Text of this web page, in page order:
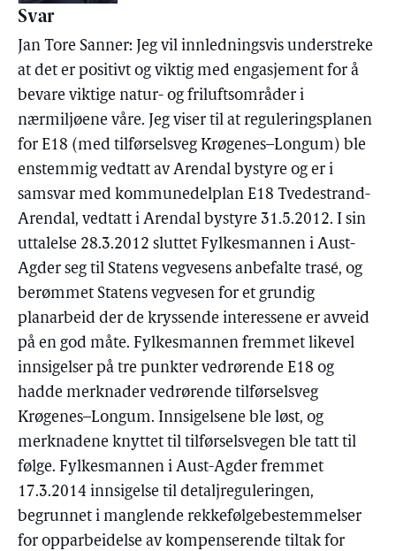
Svar
Jan Tore Sanner: Jeg vil innledningsvis understreke
at det er positivt og viktig med engasjement for å
bevare viktige natur- og friluftsområder i
nærmiljøene våre. Jeg viser til at reguleringsplanen
for E18 (med tilførselsveg Krøgenes–Longum) ble
enstemmig vedtatt av Arendal bystyre og er i
samsvar med kommunedelplan E18 Tvedestrand-
Arendal, vedtatt i Arendal bystyre 31.5.2012. I sin
uttalelse 28.3.2012 sluttet Fylkesmannen i Aust-
Agder seg til Statens vegvesens anbefalte trasé, og
berømmet Statens vegvesen for et grundig
planarbeid der de kryssende interessene er avveid
på en god måte. Fylkesmannen fremmet likevel
innsigelser på tre punkter vedrørende E18 og
hadde merknader vedrørende tilførselsveg
Krøgenes–Longum. Innsigelsene ble løst, og
merknadene knyttet til tilførselsvegen ble tatt til
følge. Fylkesmannen i Aust-Agder fremmet
17.3.2014 innsigelse til detaljreguleringen,
begrunnet i manglende rekkefølgebestemmelser
for opparbeidelse av kompenserende tiltak for